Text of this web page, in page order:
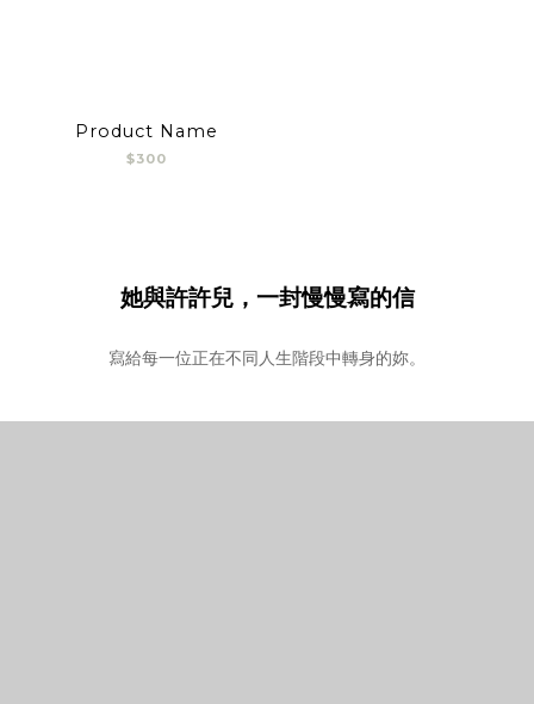
Product Name
$300
她與許許兒，一封慢慢寫的信
寫給每一位正在不同人生階段中轉身的妳。